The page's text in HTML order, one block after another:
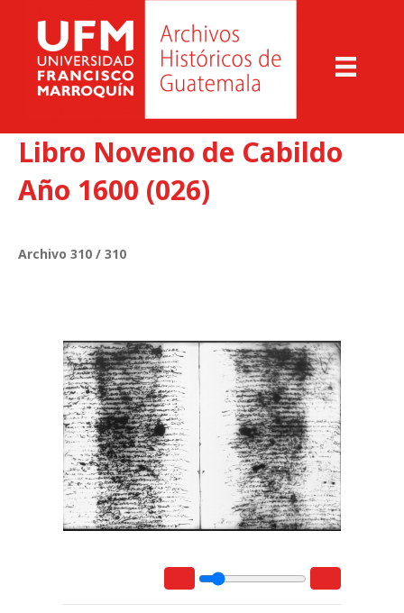
Libro Noveno de Cabildo
Año 1600 (026)
Archivo 310 / 310